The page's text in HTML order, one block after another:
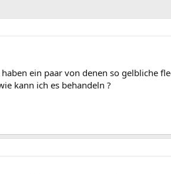
ein paar von denen so gelbliche
kann ich es behandeln ?